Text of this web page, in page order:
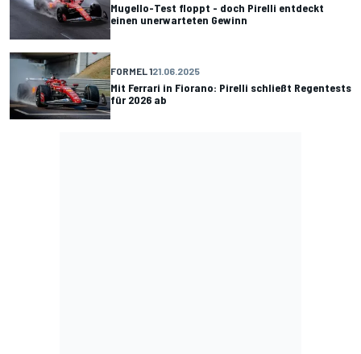
Mugello-Test floppt - doch Pirelli entdeckt
einen unerwarteten Gewinn
FORMEL 121.06.2025
Mit Ferrari in Fiorano: Pirelli schließt Regentests
für 2026 ab